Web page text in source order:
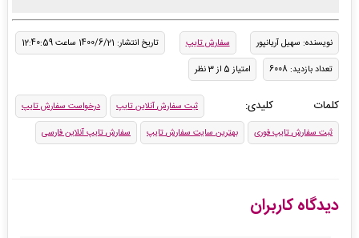
نویسنده: سهیل آریانپور سفارش تایپ
تاریخ انتشار: 1400/6/21 ساعت 12:40:59
تعداد بازدید: 6008
امتیاز 5 از 3 نظر
کلمات کلیدی: ثبت سفارش آنلاین تایپ
درخواست سفارش تایپ
ثبت سفارش تایپ فوری
بهترین سایت سفارش تایپ سفارش تایپ آنلاین فارسی
دیدگاه کاربران